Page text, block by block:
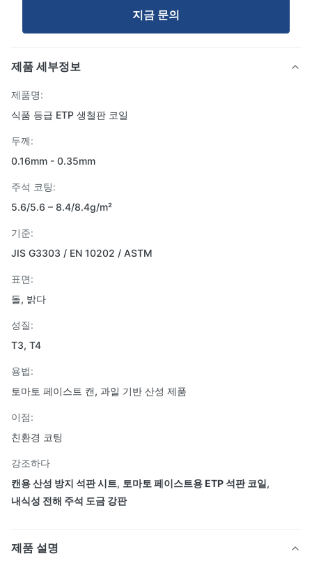
지금 문의
제품 세부정보
제품명:
식품 등급 ETP 생철판 코일
두께:
0.16mm - 0.35mm
주석 코팅:
5.6/5.6 – 8.4/8.4g/m²
기준:
JIS G3303 / EN 10202 / ASTM
표면:
돌, 밝다
성질:
T3, T4
용법:
토마토 페이스트 캔, 과일 기반 산성 제품
이점:
친환경 코팅
강조하다
캔용 산성 방지 석판 시트, 토마토 페이스트용 ETP 석판 코일,
내식성 전해 주석 도금 강판
제품 설명